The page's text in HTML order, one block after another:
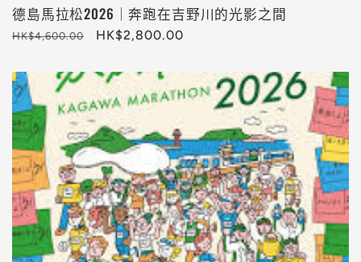
德島馬拉松2026｜奔跑在吉野川的光影之間
定
HK$4,600.00
售
HK$2,800.00